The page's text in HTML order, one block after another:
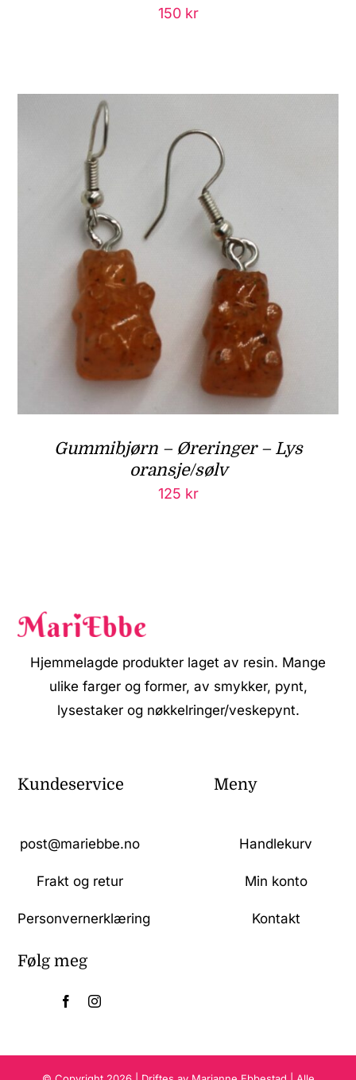
150 kr
Gummibjørn – Øreringer – Lys
oransje/sølv
125 kr
Hjemmelagde produkter laget av resin. Mange
ulike farger og former, av smykker, pynt,
lysestaker og nøkkelringer/veskepynt.
Kundeservice
post@mariebbe.no
Frakt og retur
Personvernerklæring
Meny
Handlekurv
Min konto
Kontakt
Følg meg